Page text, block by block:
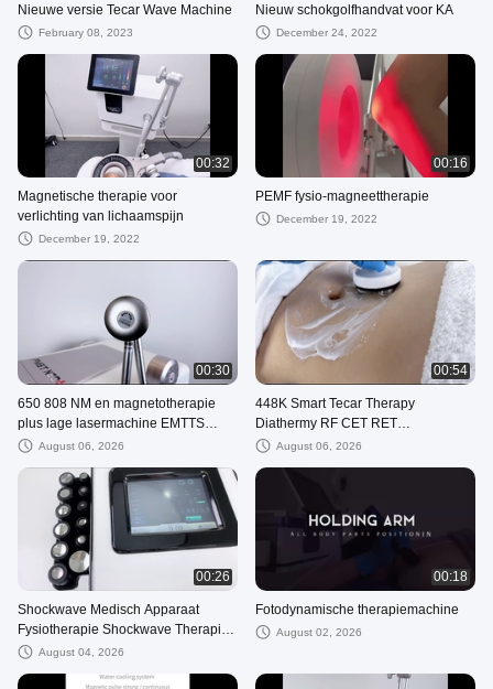
Nieuwe versie Tecar Wave Machine
February 08, 2023
Nieuw schokgolfhandvat voor KA
December 24, 2022
00:32
Magnetische therapie voor
verlichting van lichaamspijn
December 19, 2022
00:16
PEMF fysio-magneettherapie
December 19, 2022
00:30
650 808 NM en magnetotherapie
plus lage lasermachine EMTTS
schokgolf fysiek
August 06, 2026
00:54
448K Smart Tecar Therapy
Diathermy RF CET RET
Fysiotherapiemachine voor
August 06, 2026
00:26
Shockwave Medisch Apparaat
Fysiotherapie Shockwave Therapie
Machine Voor tenniselleboog
August 04, 2026
00:18
Fotodynamische therapiemachine
August 02, 2026